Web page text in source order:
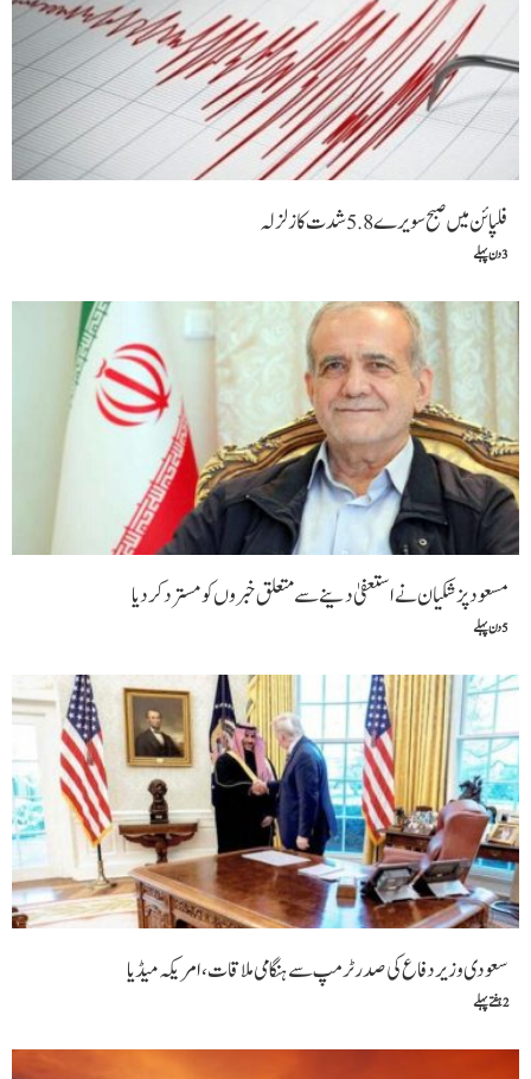
فلپائن میں صبح سویرے 5.8شدت کا زلزلہ
3 دن پہلے
مسعود پزشکیان نے استعفیٰ دینے سے متعلق خبروں کو مسترد کردیا
5 دن پہلے
سعودی وزیر دفاع کی صدر ٹرمپ سے ہنگامی ملاقات،امریکہ میڈیا
2 ہفتے پہلے